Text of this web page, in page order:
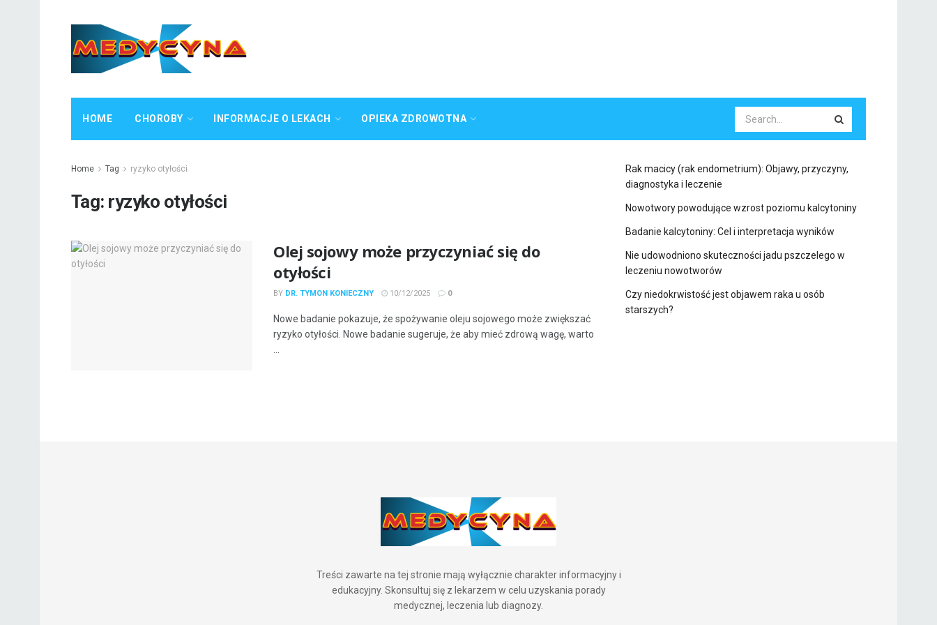
HOME CHOROBY INFORMACJE O LEKACH OPIEKA ZDROWOTNA
Home Tag ryzyko otyłości
Tag: ryzyko otyłości
Olej sojowy może przyczyniać się do
otyłości
BY DR. TYMON KONIECZNY 10/12/2025 0
Nowe badanie pokazuje, że spożywanie oleju sojowego może zwiększać
ryzyko otyłości. Nowe badanie sugeruje, że aby mieć zdrową wagę, warto
Rak macicy (rak endometrium): Objawy, przyczyny,
diagnostyka i leczenie
Nowotwory powodujące wzrost poziomu kalcytoniny
Badanie kalcytoniny: Cel i interpretacja wyników
Nie udowodniono skuteczności jadu pszczelego w
leczeniu nowotworów
Czy niedokrwistość jest objawem raka u osób
starszych?
Treści zawarte na tej stronie mają wyłącznie charakter informacyjny i
edukacyjny. Skonsultuj się z lekarzem w celu uzyskania porady
medycznej, leczenia lub diagnozy.